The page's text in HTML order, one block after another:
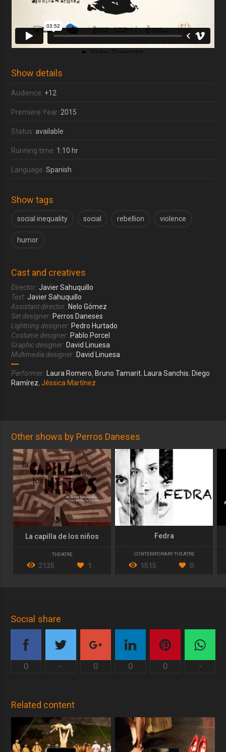
Show details
Audience: +12
Premiere Year: 2015
Status: available
Running time: 1:10 hr
Language:Spanish
Show tags
social inequality social rebellion violence
humor
Cast and creatives
Director: Javier Sahuquillo
Text: Javier Sahuquillo
Assistant director: Nelo Gómez
Set designer: Perros Daneses
Lightning designer: Pedro Hurtado
Costume designer: Pablo Porcel
Graphic designer: David Linuesa
Multimedia designer: David Linuesa
Performer: Laura Romero, Bruno Tamarit, Laura Sanchis, Diego
Ramírez,Jéssica Martínez
Other shows by Perros Daneses
La capilla de los niños
THEATRE
2135 1
Fedra
CONTEMPORARY THEATRE
1515 0
Social share
0 - 0 0 0 -
Related content